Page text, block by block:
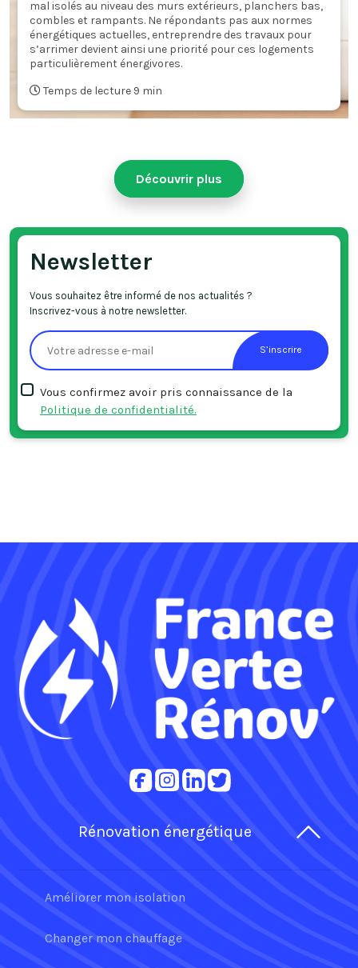
mal isolés au niveau des murs extérieurs, planchers bas,
combles et rampants. Ne répondants pas aux normes
énergétiques actuelles, entreprendre des travaux pour
s’arrimer devient ainsi une priorité pour ces logements
particulièrement énergivores.
Temps de lecture 9 min
Découvrir plus
Newsletter
Vous souhaitez être informé de nos actualités ?
Inscrivez-vous à notre newsletter.
S’inscrire
Vous confirmez avoir pris connaissance de la
Politique de confidentialité.
Rénovation énergétique
Améliorer mon isolation
Changer mon chauffage